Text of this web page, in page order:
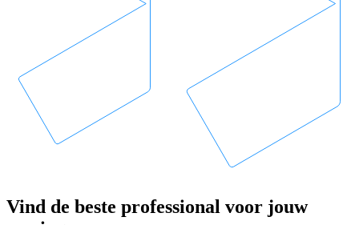
Vind de beste professional voor jouw